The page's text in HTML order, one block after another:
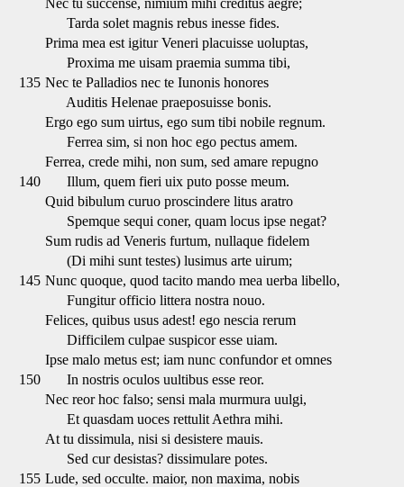
Nec tu succense, nimium mihi creditus aegre;
Tarda solet magnis rebus inesse fides.
Prima mea est igitur Veneri placuisse uoluptas,
Proxima me uisam praemia summa tibi,
135 Nec te Palladios nec te Iunonis honores
Auditis Helenae praeposuisse bonis.
Ergo ego sum uirtus, ego sum tibi nobile regnum.
Ferrea sim, si non hoc ego pectus amem.
Ferrea, crede mihi, non sum, sed amare repugno
140
Illum, quem fieri uix puto posse meum.
Quid bibulum curuo proscindere litus aratro
Spemque sequi coner, quam locus ipse negat?
Sum rudis ad Veneris furtum, nullaque fidelem
(Di mihi sunt testes) lusimus arte uirum;
145 Nunc quoque, quod tacito mando mea uerba libello,
Fungitur officio littera nostra nouo.
Felices, quibus usus adest! ego nescia rerum
Difficilem culpae suspicor esse uiam.
Ipse malo metus est; iam nunc confundor et omnes
150
In nostris oculos uultibus esse reor.
Nec reor hoc falso; sensi mala murmura uulgi,
Et quasdam uoces rettulit Aethra mihi.
At tu dissimula, nisi si desistere mauis.
Sed cur desistas? dissimulare potes.
155 Lude, sed occulte. maior, non maxima, nobis